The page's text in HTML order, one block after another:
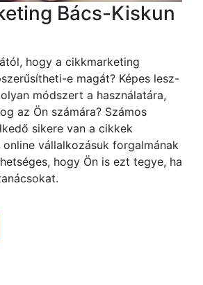
Bács-Kiskun
hogy a cikkmarketing
e magát? Képes lesz-
módszert a használatára,
az Ön számára? Számos
sikere van a cikkek
online vállalkozásuk forgalmának
hogy Ön is ezt tegye, ha